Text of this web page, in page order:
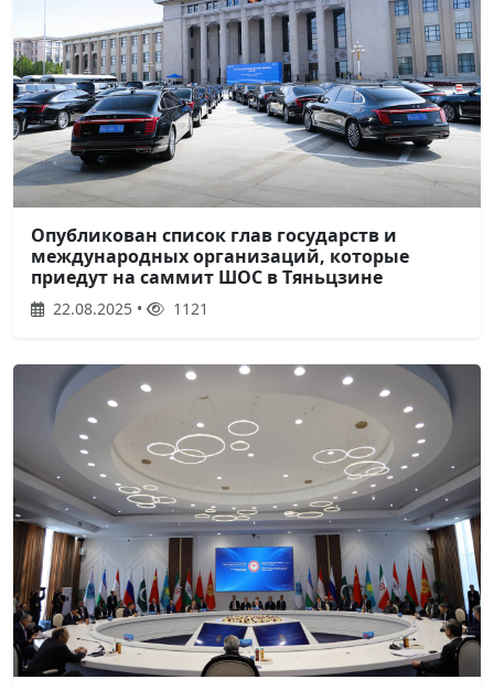
Опубликован список глав государств и
международных организаций, которые
приедут на саммит ШОС в Тяньцзине
22.08.2025 • 1121